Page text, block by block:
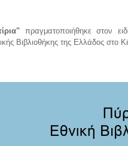
πραγματοποιήθηκε στον
Βιβλιοθήκης της Ελλάδος στο